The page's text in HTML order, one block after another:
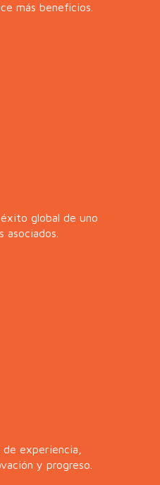
más beneficios.
global de uno
asociados.
experiencia,
y progreso.